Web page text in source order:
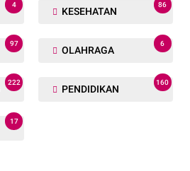
4
KESEHATAN
86
97
OLAHRAGA
6
222
PENDIDIKAN
160
17